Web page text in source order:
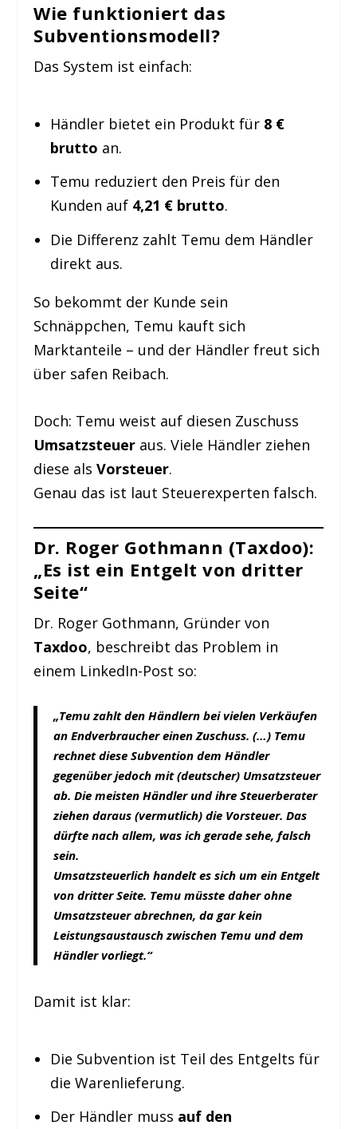
Wie funktioniert das
Subventionsmodell?
Das System ist einfach:
Händler bietet ein Produkt für 8 €
brutto an.
Temu reduziert den Preis für den
Kunden auf 4,21 € brutto.
Die Differenz zahlt Temu dem Händler
direkt aus.
So bekommt der Kunde sein
Schnäppchen, Temu kauft sich
Marktanteile – und der Händler freut sich
über safen Reibach.
Doch: Temu weist auf diesen Zuschuss
Umsatzsteuer aus. Viele Händler ziehen
diese alsVorsteuer.
Genau das ist laut Steuerexperten falsch.
Dr. Roger Gothmann (Taxdoo):
„Es ist ein Entgelt von dritter
Seite“
Dr. Roger Gothmann, Gründer von
Taxdoo, beschreibt das Problem in
einem LinkedIn-Post so:
„Temu zahlt den Händlern bei vielen Verkäufen
an Endverbraucher einen Zuschuss. (…) Temu
rechnet diese Subvention dem Händler
gegenüber jedoch mit (deutscher) Umsatzsteuer
ab. Die meisten Händler und ihre Steuerberater
ziehen daraus (vermutlich) die Vorsteuer. Das
dürfte nach allem, was ich gerade sehe, falsch
sein.
Umsatzsteuerlich handelt es sich um ein Entgelt
von dritter Seite. Temu müsste daher ohne
Umsatzsteuer abrechnen, da gar kein
Leistungsaustausch zwischen Temu und dem
Händler vorliegt.“
Damit ist klar:
Die Subvention ist Teil des Entgelts für
die Warenlieferung.
Der Händler muss auf den